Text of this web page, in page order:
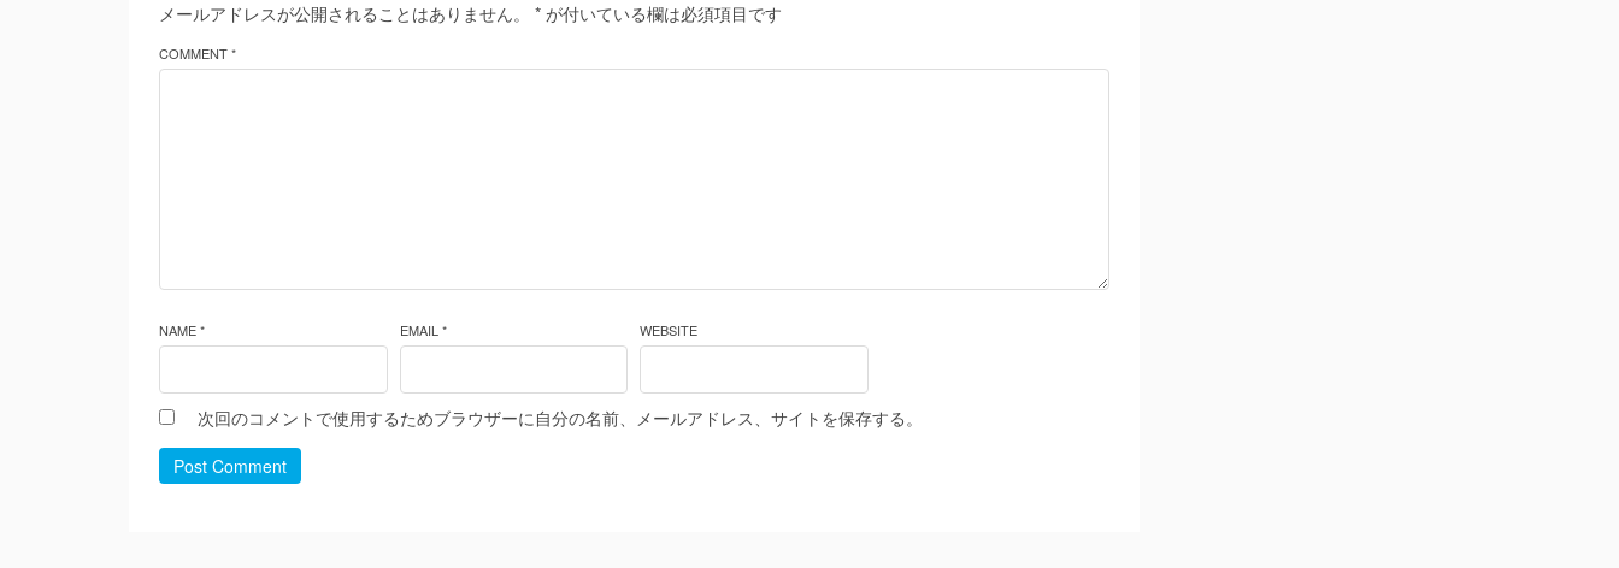
メールアドレスが公開されることはありません。 * が付いている欄は必須項目です
COMMENT *
NAME * EMAIL * WEBSITE
次回のコメントで使用するためブラウザーに自分の名前、メールアドレス、サイトを保存する。
Post Comment